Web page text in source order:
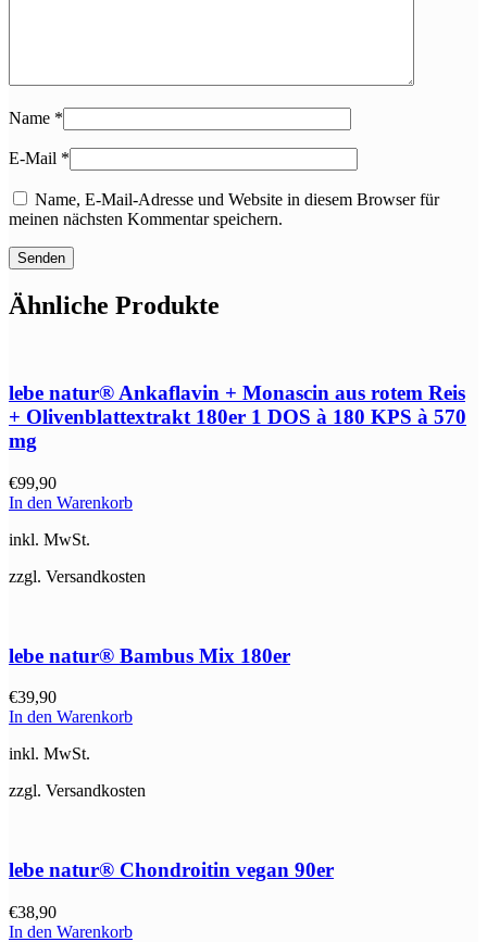
Name *
E-Mail *
Name, E-Mail-Adresse und Website in diesem Browser für
meinen nächsten Kommentar speichern.
Ähnliche Produkte
lebe natur® Ankaflavin + Monascin aus rotem Reis
+ Olivenblattextrakt 180er 1 DOS à 180 KPS à 570
mg
€99,90
In den Warenkorb
inkl. MwSt.
zzgl. Versandkosten
lebe natur® Bambus Mix 180er
€39,90
In den Warenkorb
inkl. MwSt.
zzgl. Versandkosten
lebe natur® Chondroitin vegan 90er
€38,90
In den Warenkorb